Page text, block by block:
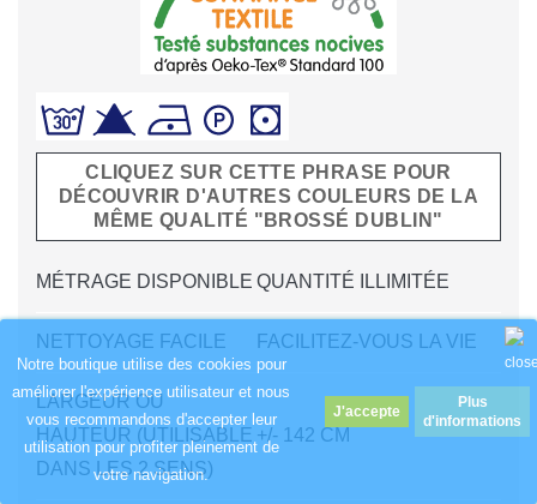
Notre boutique utilise des cookies pour
améliorer l'expérience utilisateur et nous
vous recommandons d'accepter leur
utilisation pour profiter pleinement de
votre navigation.
Plus
d'informations
CLIQUEZ SUR CETTE PHRASE POUR
DÉCOUVRIR D'AUTRES COULEURS DE LA
MÊME QUALITÉ "BROSSÉ DUBLIN"
MÉTRAGE DISPONIBLE QUANTITÉ ILLIMITÉE
NETTOYAGE FACILE FACILITEZ-VOUS LA VIE
LARGEUR OU
HAUTEUR (UTILISABLE
DANS LES 2 SENS)
+/- 142 CM